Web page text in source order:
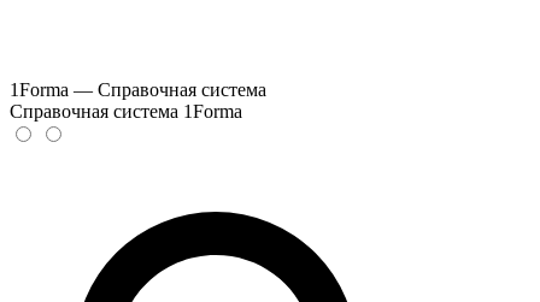
1Forma — Справочная система
Справочная система 1Forma